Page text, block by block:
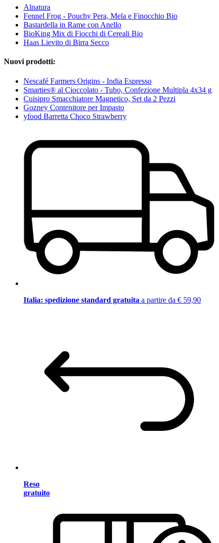
Alnatura
Fennel Frog - Pouchy Pera, Mela e Finocchio Bio
Bastardella in Rame con Anello
BioKing Mix di Fiocchi di Cereali Bio
Haas Lievito di Birra Secco
Nuovi prodotti:
Nescafé Farmers Origins - India Espresso
Smarties® al Cioccolato - Tubo, Confezione Multipla 4x34 g
Cuisipro Smacchiatore Magnetico, Set da 2 Pezzi
Gozney Contenitore per Impasto
yfood Barretta Choco Strawberry
Italia: spedizione standard gratuita a partire da € 59,90
Reso
gratuito